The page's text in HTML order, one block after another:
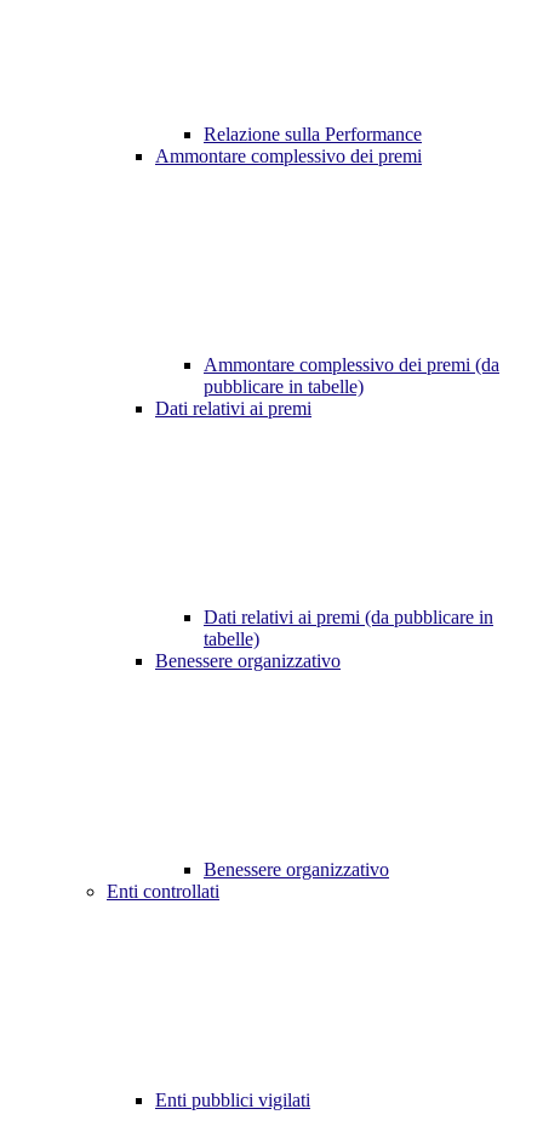
Relazione sulla Performance
Ammontare complessivo dei premi
Ammontare complessivo dei premi (da
pubblicare in tabelle)
Dati relativi ai premi
Dati relativi ai premi (da pubblicare in
tabelle)
Benessere organizzativo
Benessere organizzativo
Enti controllati
Enti pubblici vigilati